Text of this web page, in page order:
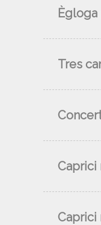
Tres
Caprici
Caprici